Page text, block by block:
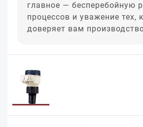
главное — бесперебойную
процессов и уважение тех,
доверяет вам